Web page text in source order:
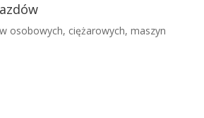
osobowych, ciężarowych, maszyn